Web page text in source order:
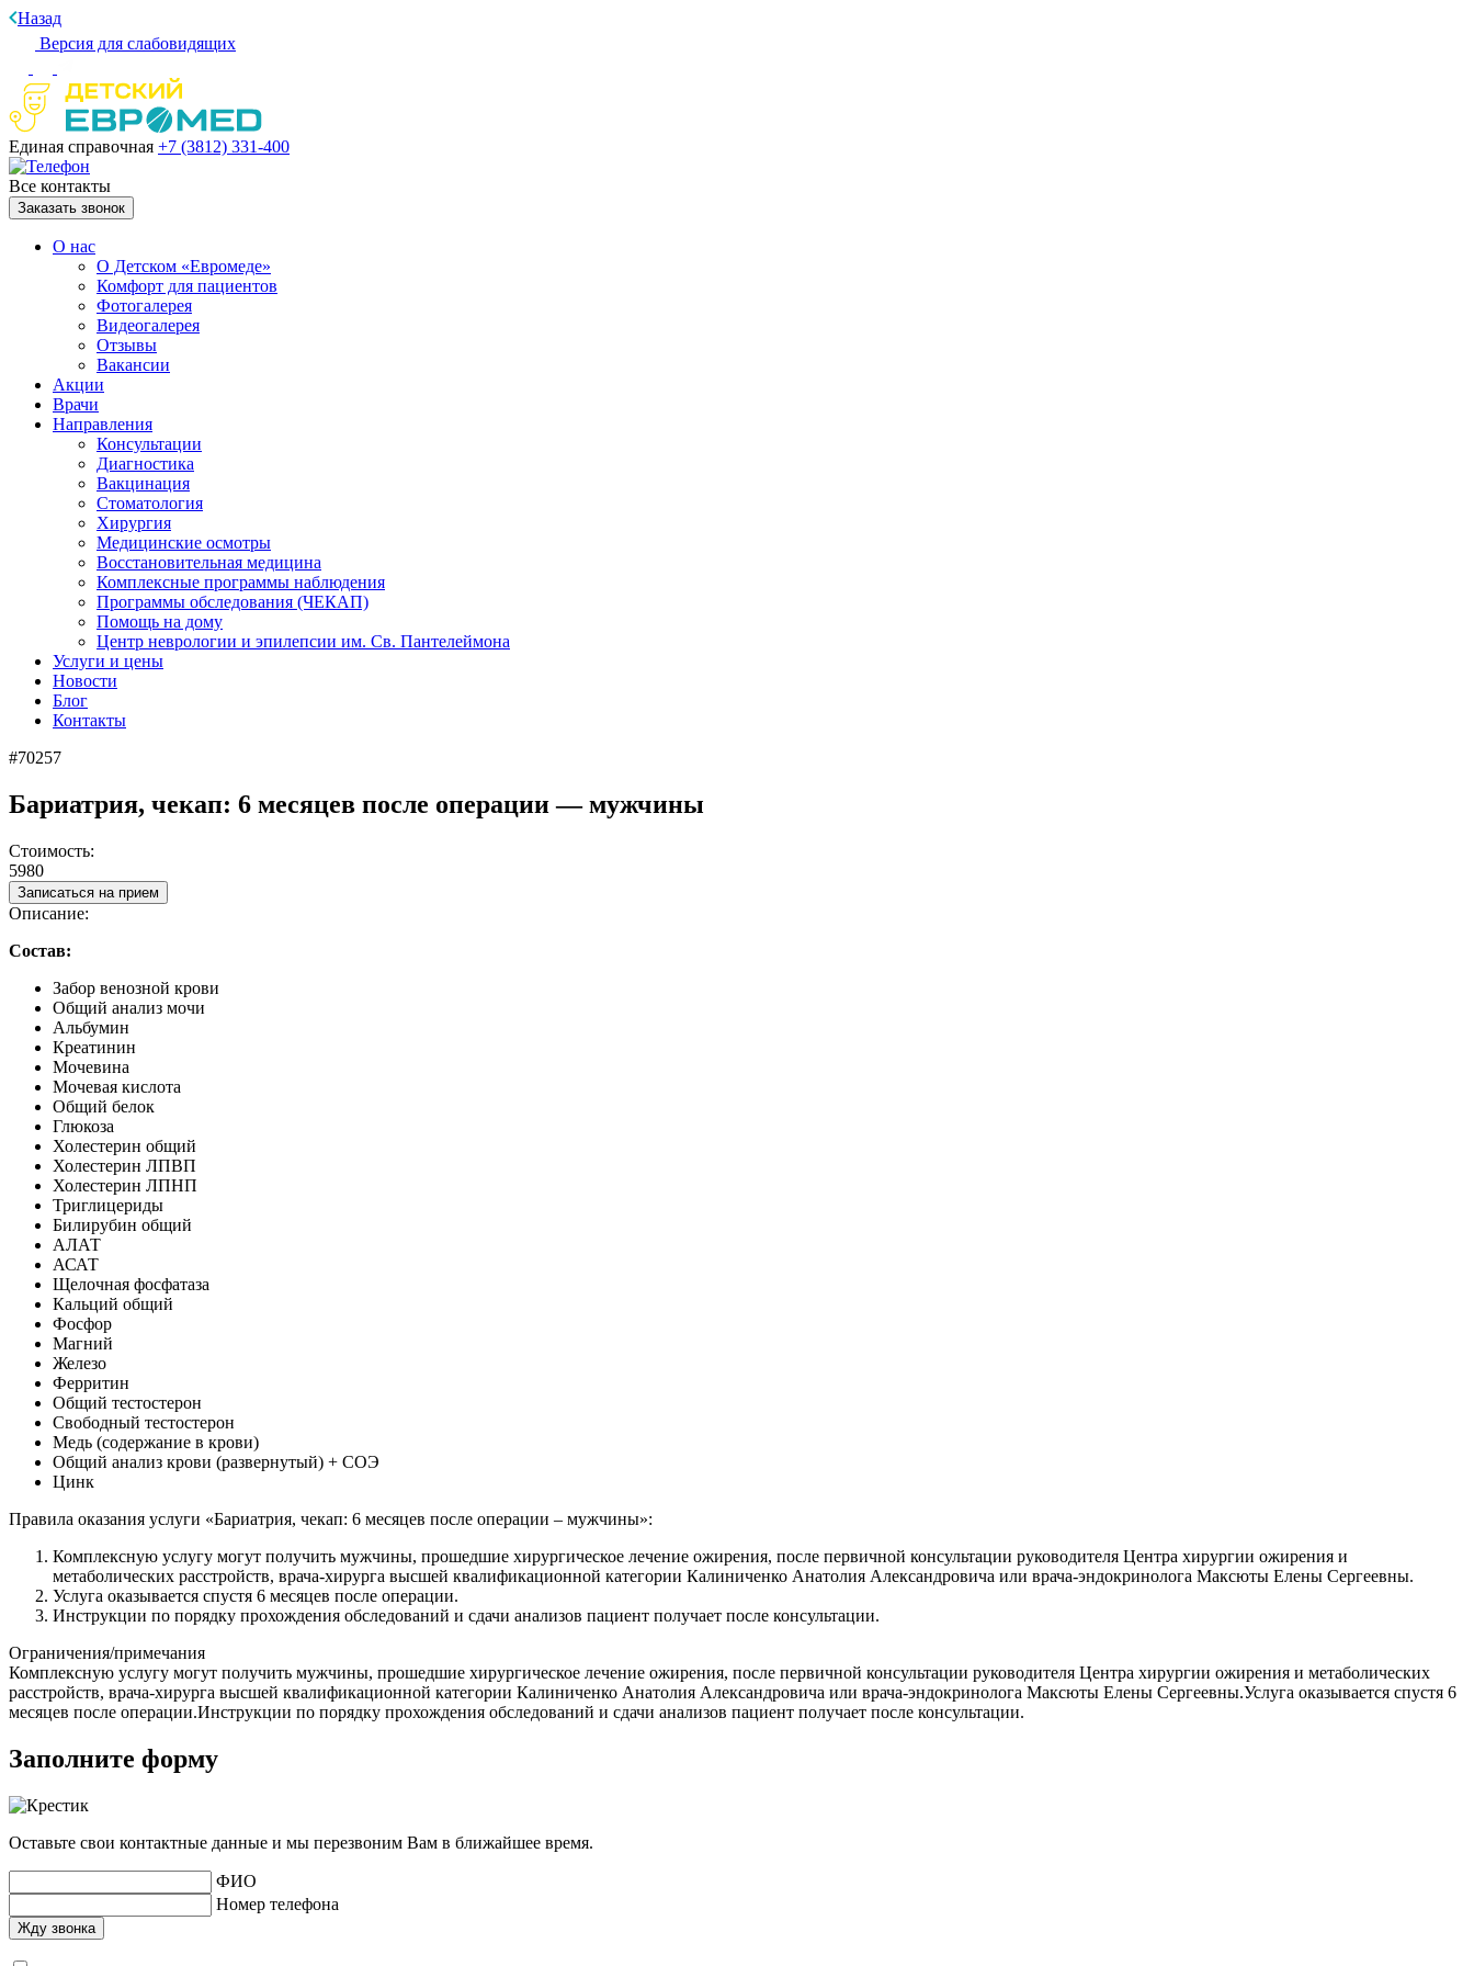
Назад
Версия для слабовидящих
Единая справочная +7 (3812) 331-400
Все контакты
Заказать звонок
О нас
О Детском «Евромеде»
Комфорт для пациентов
Фотогалерея
Видеогалерея
Отзывы
Вакансии
Акции
Врачи
Направления
Консультации
Диагностика
Вакцинация
Стоматология
Хирургия
Медицинские осмотры
Восстановительная медицина
Комплексные программы наблюдения
Программы обследования (ЧЕКАП)
Помощь на дому
Центр неврологии и эпилепсии им. Св. Пантелеймона
Услуги и цены
Новости
Блог
Контакты
#70257
Бариатрия, чекап: 6 месяцев после операции — мужчины
Стоимость:
5980
Записаться на прием
Описание:
Состав:
Забор венозной крови
Общий анализ мочи
Альбумин
Креатинин
Мочевина
Мочевая кислота
Общий белок
Глюкоза
Холестерин общий
Холестерин ЛПВП
Холестерин ЛПНП
Триглицериды
Билирубин общий
АЛАТ
АСАТ
Щелочная фосфатаза
Кальций общий
Фосфор
Магний
Железо
Ферритин
Общий тестостерон
Свободный тестостерон
Медь (содержание в крови)
Общий анализ крови (развернутый) + СОЭ
Цинк
Правила оказания услуги «Бариатрия, чекап: 6 месяцев после операции – мужчины»:
Комплексную услугу могут получить мужчины, прошедшие хирургическое лечение ожирения, после первичной консультации руководителя Центра хирургии ожирения и
метаболических расстройств, врача-хирурга высшей квалификационной категории Калиниченко Анатолия Александровича или врача-эндокринолога Максюты Елены Сергеевны.
Услуга оказывается спустя 6 месяцев после операции.
Инструкции по порядку прохождения обследований и сдачи анализов пациент получает после консультации.
Ограничения/примечания
Комплексную услугу могут получить мужчины, прошедшие хирургическое лечение ожирения, после первичной консультации руководителя Центра хирургии ожирения и метаболических
расстройств, врача-хирурга высшей квалификационной категории Калиниченко Анатолия Александровича или врача-эндокринолога Максюты Елены Сергеевны.Услуга оказывается спустя 6
месяцев после операции.Инструкции по порядку прохождения обследований и сдачи анализов пациент получает после консультации.
Заполните форму
Оставьте свои контактные данные и мы перезвоним Вам в ближайшее время.
ФИО
Номер телефона